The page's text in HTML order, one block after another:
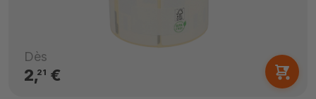
Dès
2,21 €